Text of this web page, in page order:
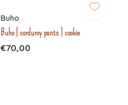
Buho
Buho | corduroy pants | cookie
€70,00